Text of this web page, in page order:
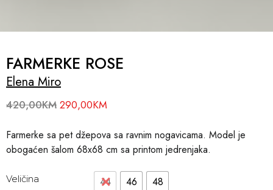
FARMERKE ROSE
Elena Miro
420,00KM 290,00KM
Farmerke sa pet džepova sa ravnim nogavicama. Model je
obogaćen šalom 68x68 cm sa printom jedrenjaka.
Veličina 44 46 48